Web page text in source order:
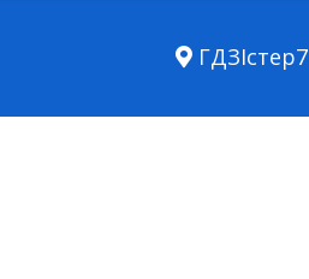
ГДЗІстер7